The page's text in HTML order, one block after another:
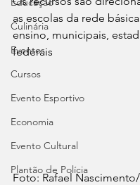
Culinária
Eventos
Cursos
Evento Esportivo
Economia
Evento Cultural
Plantão de Polícia
as escolas da rede
ensino, municipais,
federais
Foto: Rafael